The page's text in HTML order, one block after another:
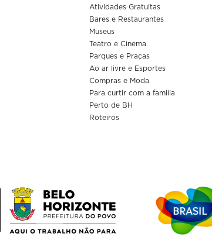
Atividades Gratuitas
Bares e Restaurantes
Museus
Teatro e Cinema
Parques e Praças
Ao ar livre e Esportes
Compras e Moda
Para curtir com a familia
Perto de BH
Roteiros